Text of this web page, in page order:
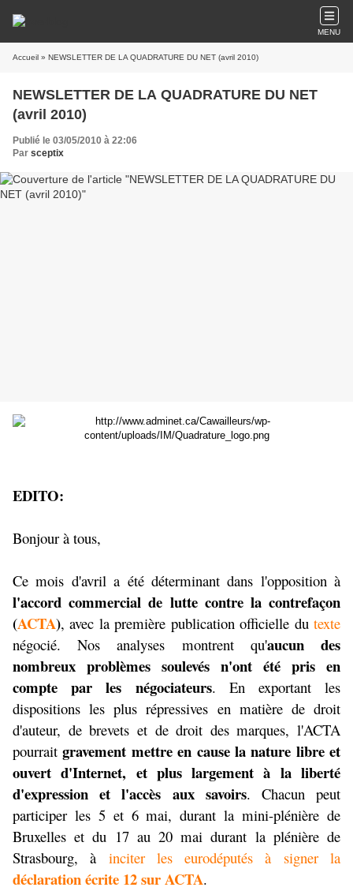
MENU
Accueil » NEWSLETTER DE LA QUADRATURE DU NET (avril 2010)
NEWSLETTER DE LA QUADRATURE DU NET
(avril 2010)
Publié le 03/05/2010 à 22:06
Par sceptix
EDITO:
Bonjour à tous,
Ce mois d'avril a été déterminant dans l'opposition à
l'accord commercial de lutte contre la contrefaçon
(ACTA), avec la première publication officielle du texte
négocié. Nos analyses montrent qu'aucun des
nombreux problèmes soulevés n'ont été pris en
compte par les négociateurs. En exportant les
dispositions les plus répressives en matière de droit
d'auteur, de brevets et de droit des marques, l'ACTA
pourraitgravement mettre en cause la nature libre et
ouvert d'Internet, et plus largement à la liberté
d'expression et l'accès aux savoirs. Chacun peut
participer les 5 et 6 mai, durant la mini-plénière de
Bruxelles et du 17 au 20 mai durant la plénière de
Strasbourg, à inciter les eurodéputés à signer la
déclaration écrite 12 sur ACTA.